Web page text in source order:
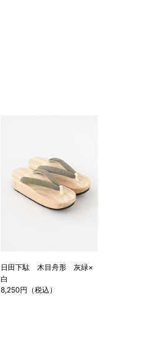
日田下駄 木目舟形 灰緑×
白
8,250円（税込）